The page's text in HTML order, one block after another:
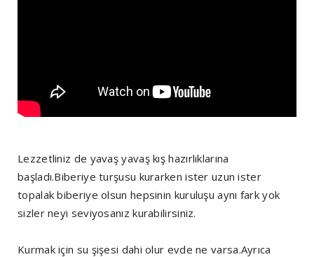
Lezzetliniz de yavaş yavaş kış hazırlıklarına
başladı.Biberiye turşusu kurarken ister uzun ister
topalak biberiye olsun hepsinin kuruluşu aynı fark yok
sizler neyi seviyosanız kurabilirsiniz.
Kurmak için su şişesi dahi olur evde ne varsa.Ayrıca